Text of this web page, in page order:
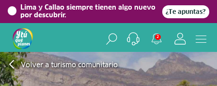
Lima y Callao siempre tienen algo nuevo
por descubrir.
¿Te apuntas?
2
Volver a turismo comunitario